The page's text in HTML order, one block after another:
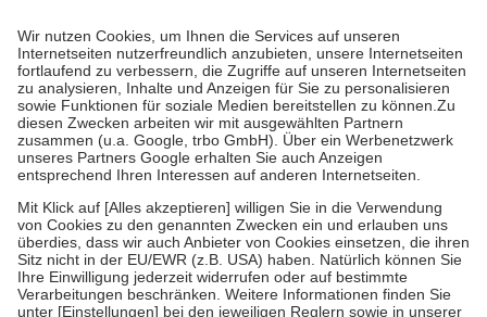
höchstens zehn Euro.
Es sind jedoch nie mehr als die tatsächlichen
Kosten der Leistung zu entrichten.
Diese Regeln gelten grundsätzlich auch für Online-Apotheken.
Bei Heilmitteln und häuslicher Krankenpflege beträgt die
Zuzahlung zehn Prozent der Kosten sowie zehn Euro je
Verordnung.
Um das Engagement der Versicherten für ihre eigene Gesundheit zu
stärken und die besondere Stellung der Familie zu unterstützen,
fallenkeine Zuzahlungenan bei:
• Kindern und Jugendlichen bis zum vollendeten 18. Lebensjahr
mit Ausnahme der Fahrkosten
• Untersuchungen zur Vorsorge und Früherkennung, die von der
GKV getragen werden